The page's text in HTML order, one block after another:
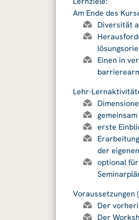
Am Ende des
Diversität
Einen in
Lehr-
erste
der
optional
Voraussetzungen
Der
Der